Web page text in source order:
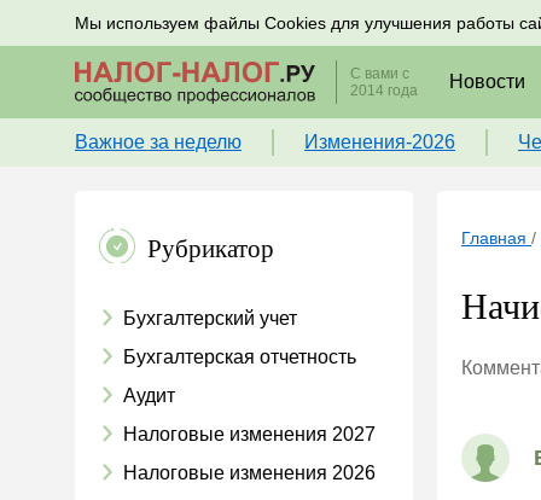
Мы используем файлы Cookies для улучшения работы
Подписывайтесь на новости по налогам, учету и
С вами с
2014 года
Новости
Важное за неделю Изменения-2026
Рубрикатор
Бухгалтерский учет
Бухгалтерская отчетность
Аудит
Налоговые изменения 2027
Налоговые изменения 2026
Главная /